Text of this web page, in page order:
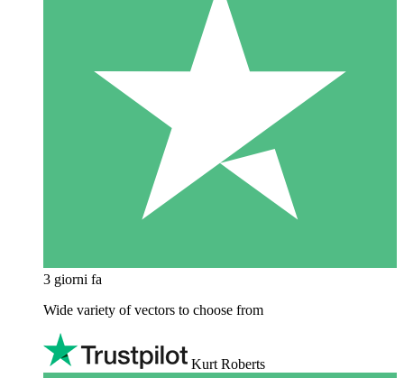
3 giorni fa
Wide variety of vectors to choose from
Kurt Roberts